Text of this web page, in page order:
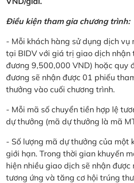
Điều kiện tham gia chương trình:
- Mỗi khách hàng sử dụng dịch vụ
tại BIDV với giá trị giao dịch nhận
đương 9,500,000 VND) hoặc quy
đương sẽ nhận được 01 phiếu
thưởng vào cuối chương trình.
- Mỗi mã số chuyển tiền hợp lệ
dự thưởng (mã dự thưởng là mã
- Số lượng mã dự thưởng của một
giới hạn. Trong thời gian khuyến
hiện nhiều giao dịch sẽ nhận
tương ứng và tăng cơ hội trúng